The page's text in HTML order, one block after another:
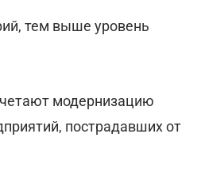
тем выше уровень
модернизацию
пострадавших от